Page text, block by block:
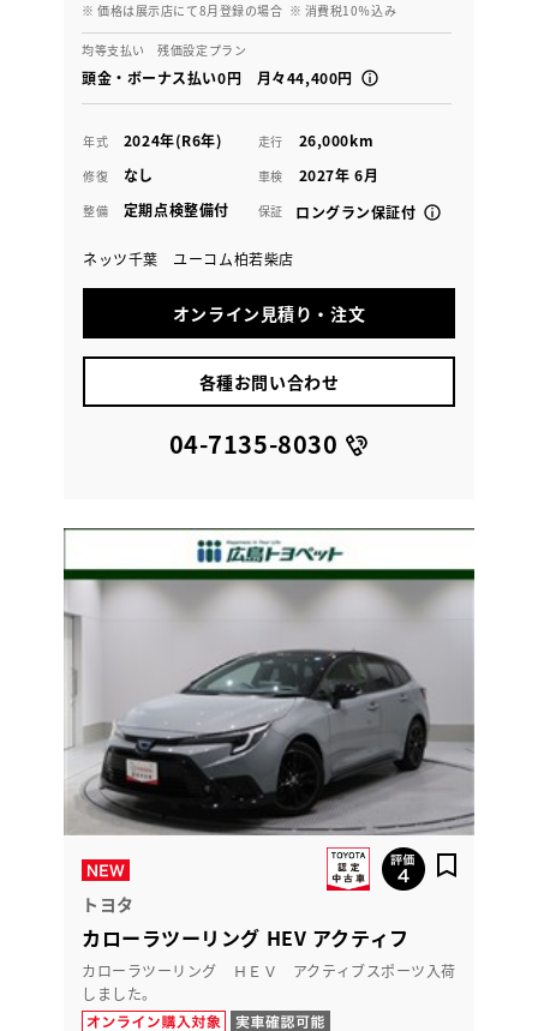
※ 価格は展示店にて8月登録の場合 ※ 消費税10％込み
均等支払い 残価設定プラン
頭金・ボーナス払い0円 月々44,400円
年式 2024年(R6年) 走行 26,000km
修復 なし 車検 2027年 6月
整備 定期点検整備付 保証 ロングラン保証付
ネッツ千葉 ユーコム柏若柴店
オンライン見積り・注文
各種お問い合わせ
04-7135-8030
トヨタ
カローラツーリング HEV アクティフ
カローラツーリング ＨＥＶ アクティブスポーツ入荷
しました。